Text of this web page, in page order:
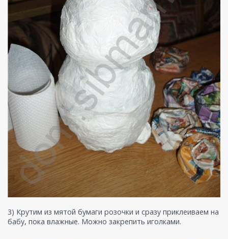
3) Крутим из мятой бумаги розочки и сразу приклеиваем на
бабу, пока влажные. Можно закрепить иголками.